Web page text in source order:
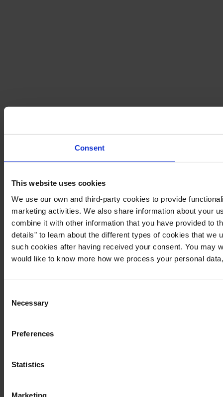
Consent
This website uses cookies
We use our own and third-party cookies to provide
marketing activities. We also share information about your
combine it with other information that you have provided to
details" to learn about the different types of cookies that
such cookies after having received your consent. You may
would like to know more how we process your personal
Selection
Necessary
Preferences
Statistics
Marketing